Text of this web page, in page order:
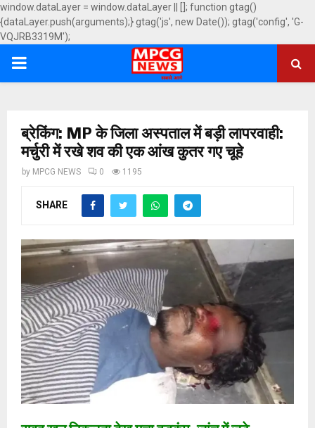
window.dataLayer = window.dataLayer || []; function gtag()
{dataLayer.push(arguments);} gtag('js', new Date()); gtag('config', 'G-
VQJRB3319M');
PRIMARY
ब्रेकिंग: MP के जिला अस्पताल में बड़ी लापरवाही:
मर्चुरी में रखे शव की एक आंख कुतर गए चूहे
by MPCG NEWS 0 1195
SHARE